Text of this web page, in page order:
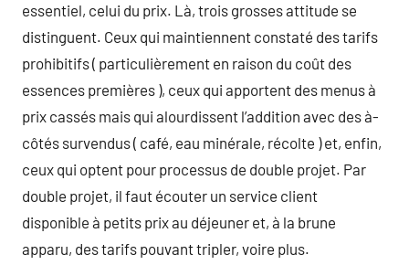
essentiel, celui du prix. Là, trois grosses attitude se
distinguent. Ceux qui maintiennent constaté des tarifs
prohibitifs ( particulièrement en raison du coût des
essences premières ), ceux qui apportent des menus à
prix cassés mais qui alourdissent l’addition avec des à-
côtés survendus ( café, eau minérale, récolte ) et, enfin,
ceux qui optent pour processus de double projet. Par
double projet, il faut écouter un service client
disponible à petits prix au déjeuner et, à la brune
apparu, des tarifs pouvant tripler, voire plus.